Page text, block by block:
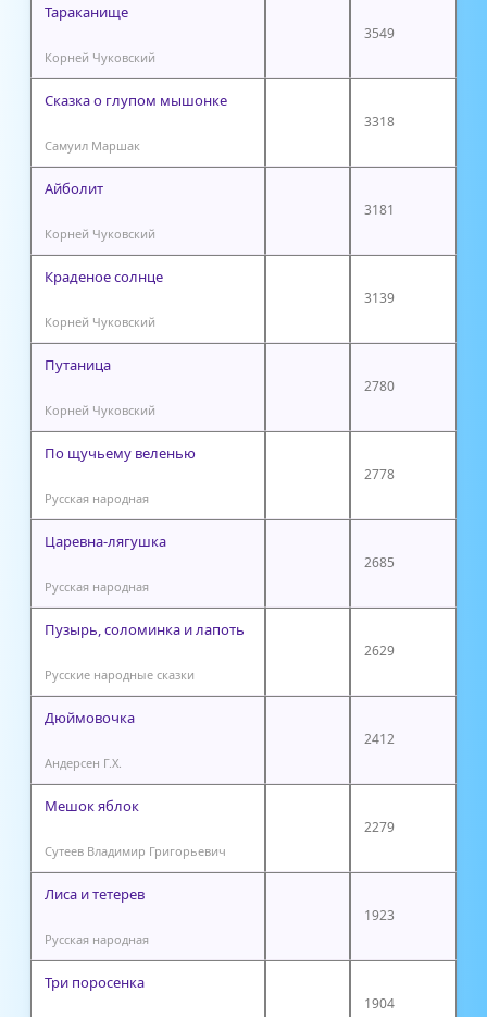
Тараканище
Корней Чуковский
3549
Сказка о глупом мышонке
Самуил Маршак
3318
Айболит
Корней Чуковский
3181
Краденое солнце
Корней Чуковский
3139
Путаница
Корней Чуковский
2780
По щучьему веленью
Русская народная
2778
Царевна-лягушка
Русская народная
2685
Пузырь, соломинка и лапоть
Русские народные сказки
2629
Дюймовочка
Андерсен Г.Х.
2412
Мешок яблок
Сутеев Владимир Григорьевич
2279
Лиса и тетерев
Русская народная
1923
Три поросенка
1904